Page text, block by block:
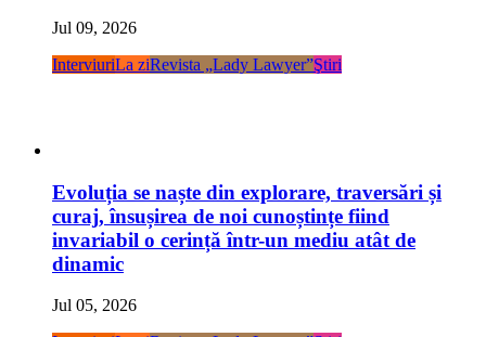
Jul 09, 2026
InterviuriLa ziRevista „Lady Lawyer”Ştiri
Evoluția se naște din explorare, traversări și
curaj, însușirea de noi cunoștințe fiind
invariabil o cerință într-un mediu atât de
dinamic
Jul 05, 2026